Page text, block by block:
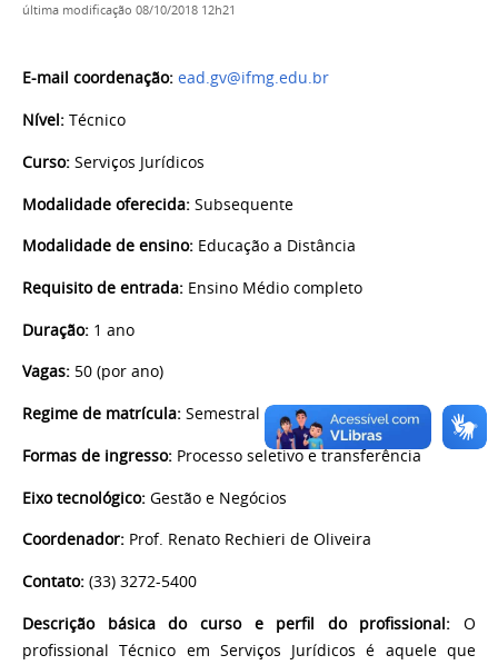
última modificação 08/10/2018 12h21
E-mail coordenação: ead.gv@ifmg.edu.br
Nível: Técnico
Curso: Serviços Jurídicos
Modalidade oferecida: Subsequente
Modalidade de ensino: Educação a Distância
Requisito de entrada: Ensino Médio completo
Duração: 1 ano
Vagas: 50 (por ano)
Regime de matrícula: Semestral
Formas de ingresso: Processo seletivo e transferência
Eixo tecnológico: Gestão e Negócios
Coordenador: Prof. Renato Rechieri de Oliveira
Contato: (33) 3272-5400
Descrição básica do curso e perfil do profissional: O
profissional Técnico em Serviços Jurídicos é aquele que